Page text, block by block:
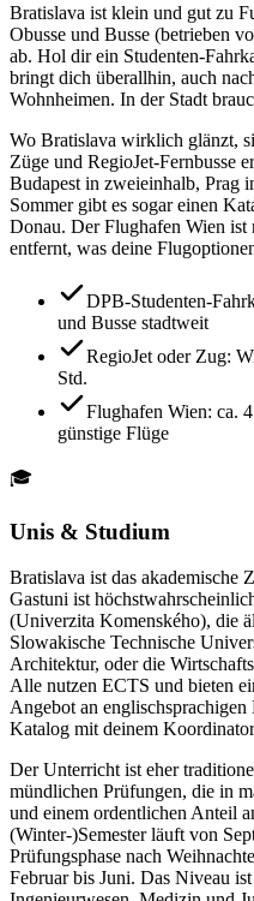
Bratislava ist klein und gut zu
Obusse und Busse (betrieben
ab. Hol dir ein Studenten-
bringt dich überallhin, auch
Wohnheimen. In der Stadt
Wo Bratislava wirklich glänzt,
Züge und RegioJet-Fernbusse
Budapest in zweieinhalb, Prag
Sommer gibt es sogar einen
Donau. Der Flughafen Wien
entfernt, was deine
DPB-Studenten-
und Busse stadtweit
RegioJet oder Zug:
Std.
Flughafen Wien: ca.
günstige Flüge
🎓
Unis & Studium
Bratislava ist das akademische
Gastuni ist
(Univerzita Komenského), die
Slowakische Technische
Architektur, oder die
Alle nutzen ECTS und bieten
Angebot an englischsprachigen
Katalog mit deinem
Der Unterricht ist eher
mündlichen Prüfungen, die in
und einem ordentlichen Anteil
(Winter-)Semester läuft von
Prüfungsphase nach
Februar bis Juni. Das Niveau